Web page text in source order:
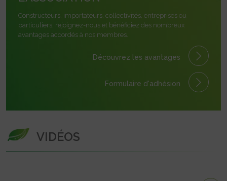
Constructeurs, importateurs, collectivités, entreprises ou
particuliers, rejoignez-nous et bénéficiez des nombreux
avantages accordés à nos membres.
Découvrez les avantages
Formulaire d'adhésion
VIDÉOS